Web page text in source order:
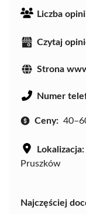
Liczba
Czytaj
Strona
Numer
Ceny:
Lokalizacja:
Pruszków
Najczęściej